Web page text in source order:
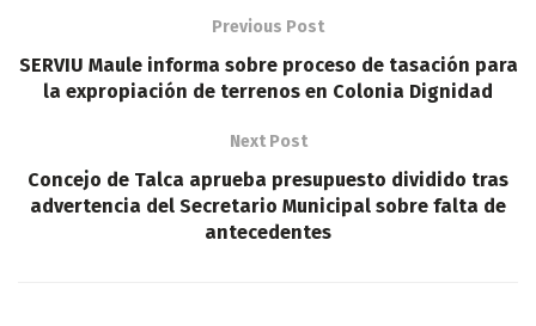
Previous Post
SERVIU Maule informa sobre proceso de tasación para
la expropiación de terrenos en Colonia Dignidad
Next Post
Concejo de Talca aprueba presupuesto dividido tras
advertencia del Secretario Municipal sobre falta de
antecedentes